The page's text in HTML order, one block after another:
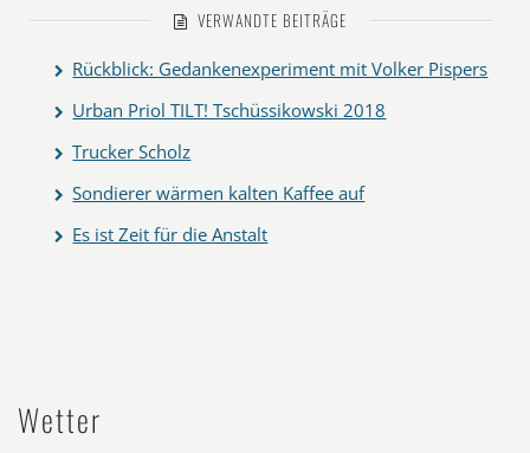
VERWANDTE BEITRÄGE
Rückblick: Gedankenexperiment mit Volker Pispers
Urban Priol TILT! Tschüssikowski 2018
Trucker Scholz
Sondierer wärmen kalten Kaffee auf
Es ist Zeit für die Anstalt
Wetter